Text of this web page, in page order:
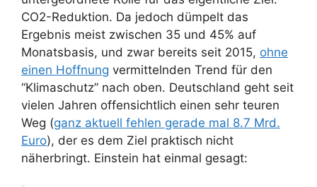
CO2-Reduktion. Da jedoch dümpelt das
Ergebnis meist zwischen 35 und 45% auf
Monatsbasis, und zwar bereits seit 2015, ohne
einen Hoffnung vermittelnden Trend für den
“Klimaschutz” nach oben. Deutschland geht seit
vielen Jahren offensichtlich einen sehr teuren
Weg (ganz aktuell fehlen gerade mal 8.7 Mrd.
Euro), der es dem Ziel praktisch nicht
näherbringt. Einstein hat einmal gesagt: